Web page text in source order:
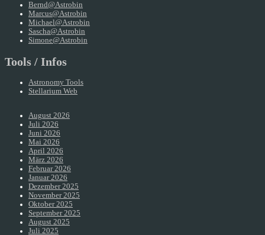
Bernd@Astrobin
Marcus@Astrobin
Michael@Astrobin
Sascha@Astrobin
Simone@Astrobin
Tools / Infos
Astronomy Tools
Stellarium Web
August 2026
Juli 2026
Juni 2026
Mai 2026
April 2026
März 2026
Februar 2026
Januar 2026
Dezember 2025
November 2025
Oktober 2025
September 2025
August 2025
Juli 2025